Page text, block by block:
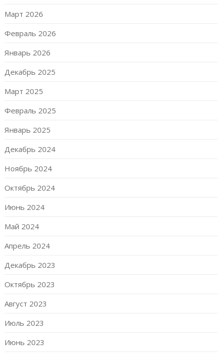
Март 2026
Февраль 2026
Январь 2026
Декабрь 2025
Март 2025
Февраль 2025
Январь 2025
Декабрь 2024
Ноябрь 2024
Октябрь 2024
Июнь 2024
Май 2024
Апрель 2024
Декабрь 2023
Октябрь 2023
Август 2023
Июль 2023
Июнь 2023